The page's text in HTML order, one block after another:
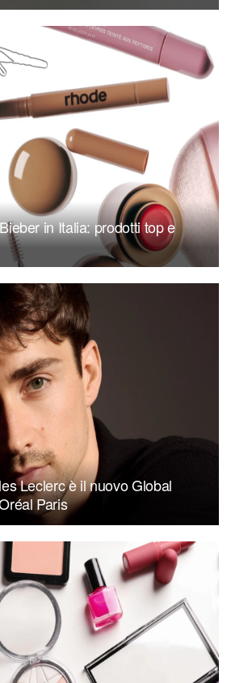
in Italia: prodotti top e
Leclerc è il nuovo Global
Paris